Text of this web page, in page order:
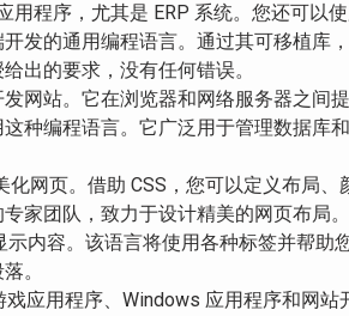
程序，尤其是 ERP 系统。您还可以使
发的通用编程语言。通过其可移植库
出的要求，没有任何错误。
网站。它在浏览器和网络服务器之间
种编程语言。它广泛用于管理数据库
网页。借助 CSS，您可以定义布局、
家团队，致力于设计精美的网页布局。
内容。该语言将使用各种标签并帮助
。
应用程序、Windows 应用程序和网站